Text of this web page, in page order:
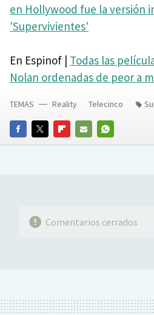
en Hollywood fue la versión
'Supervivientes'
En Espinof | Todas las
Nolan ordenadas de peor a
FACEBOOKTWITTERFLIPBOARD
E-
WHATSAPP
TEMAS Reality Telecinco
Comentarios cerrados